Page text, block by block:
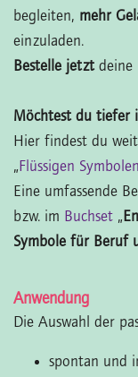
begleiten, mehr
einzuladen.
Bestelle jetztdeine
Möchtest du tiefer
Hier findest du
„Flüssigen Symbolen
Eine umfassende
bzw. im Buchset „
Symbole für Beruf
Anwendung
Die Auswahl der
spontan und